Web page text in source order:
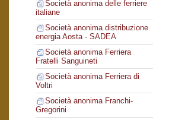
Società anonima delle ferriere
italiane
Società anonima distribuzione
energia Aosta - SADEA
Società anonima Ferriera
Fratelli Sanguineti
Società anonima Ferriera di
Voltri
Società anonima Franchi-
Gregorini